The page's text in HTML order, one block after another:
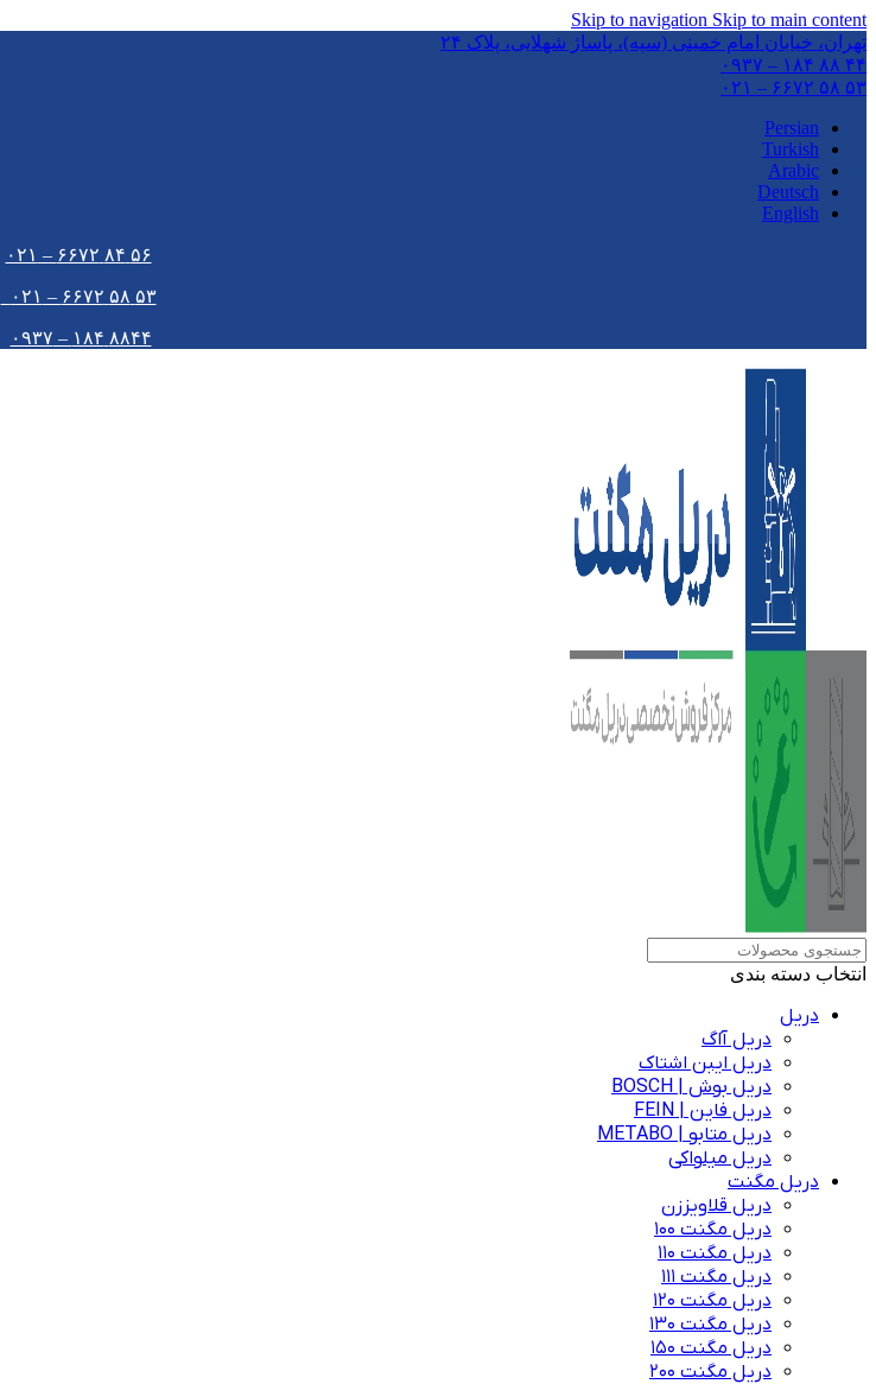
Skip to navigation Skip to main content
تهران،‌ خیابان امام خمینی (سپه)، پاساژ شهلایی، پلاک ۲۴
۴۴ ۸۸ ۱۸۴ – ۰۹۳۷
۵۳ ۵۸ ۶۶۷۲ – ۰۲۱
Persian
Turkish
Arabic
Deutsch
English
۵۶ ۸۴ ۶۶۷۲ – ۰۲۱
۵۳ ۵۸ ۶۶۷۲ – ۰۲۱
۸۸۴۴ ۱۸۴ – ۰۹۳۷
انتخاب دسته بندی
دریل
دریل آاگ
دریل ایبن اشتاک
دریل بوش | BOSCH
دریل فاین | FEIN
دریل متابو | METABO
دریل میلواکی
دریل مگنت
دریل قلاویززن
دریل مگنت 100
دریل مگنت 110
دریل مگنت 111
دریل مگنت 120
دریل مگنت 130
دریل مگنت 150
دریل مگنت 200